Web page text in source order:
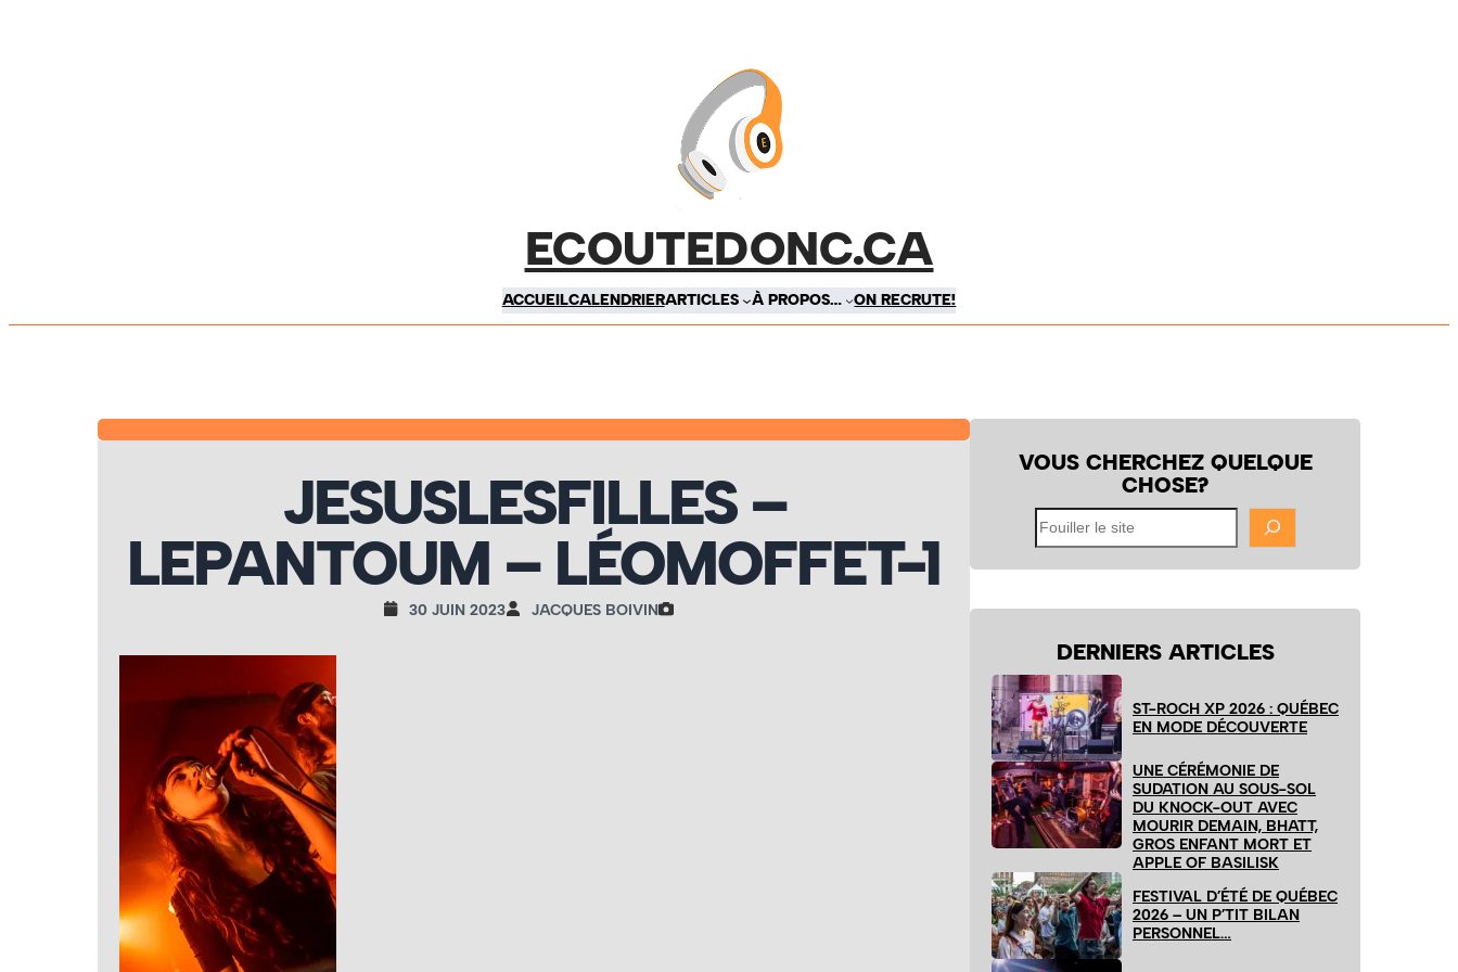
ECOUTEDONC.CA
ACCUEILCALENDRIERARTICLES À PROPOS… ON RECRUTE!
JESUSLESFILLES –
LEPANTOUM – LÉOMOFFET-1
30 JUIN 2023 JACQUES BOIVIN
VOUS CHERCHEZ QUELQUE
CHOSE?
Fouiller
le
site
DERNIERS ARTICLES
ST-ROCH XP 2026 : QUÉBEC
EN MODE DÉCOUVERTE
UNE CÉRÉMONIE DE
SUDATION AU SOUS-SOL
DU KNOCK-OUT AVEC
MOURIR DEMAIN, BHATT,
GROS ENFANT MORT ET
APPLE OF BASILISK
FESTIVAL D’ÉTÉ DE QUÉBEC
2026 – UN P’TIT BILAN
PERSONNEL…